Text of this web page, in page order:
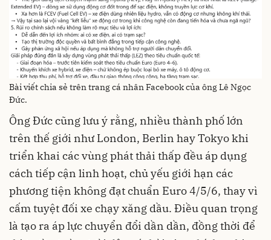
Bài viết chia sẻ trên trang cá nhân Facebook của ông Lê Ngọc
Đức.
Ông Đức cũng lưu ý rằng, nhiều thành phố lớn
trên thế giới như London, Berlin hay Tokyo khi
triển khai các vùng phát thải thấp đều áp dụng
cách tiếp cận linh hoạt, chủ yếu giới hạn các
phương tiện không đạt chuẩn Euro 4/5/6, thay vì
cấm tuyệt đối xe chạy xăng dầu. Điều quan trọng
là tạo ra áp lực chuyển đổi dần dần, đồng thời để